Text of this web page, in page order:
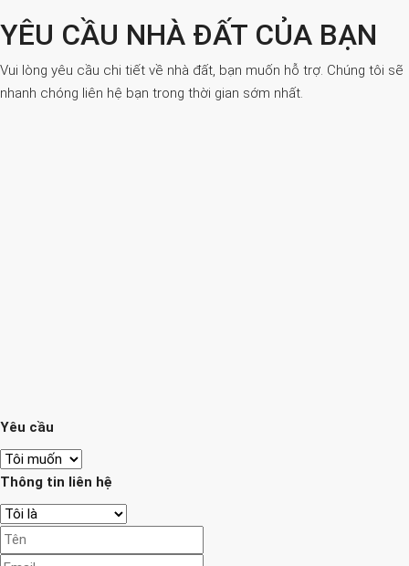
YÊU CẦU NHÀ ĐẤT CỦA BẠN
Vui lòng yêu cầu chi tiết về nhà đất, bạn muốn hỗ trợ. Chúng tôi sẽ
nhanh chóng liên hệ bạn trong thời gian sớm nhất.
Yêu cầu
Thông tin liên hệ